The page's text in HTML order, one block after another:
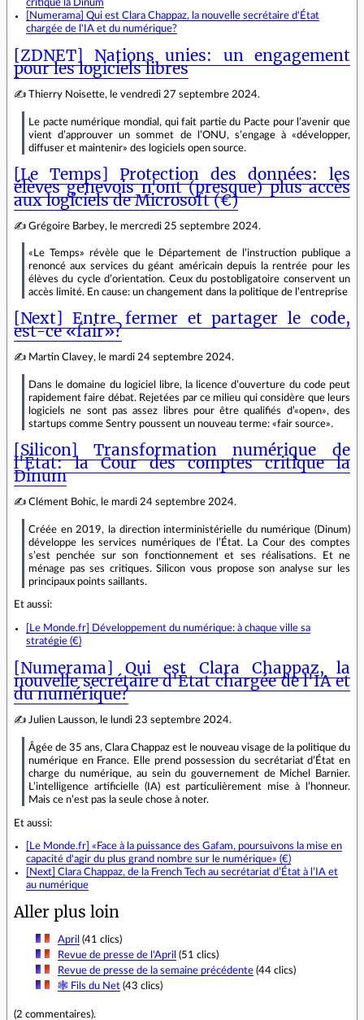
critique la Dinum
[Numerama] Qui est Clara Chappaz, la nouvelle secrétaire d'État
chargée de l'IA et du numérique?
[ZDNET] Nations unies: un engagement
pour les logiciels libres
✍ Thierry Noisette, le vendredi 27 septembre 2024.
Le pacte numérique mondial, qui fait partie du Pacte pour l’avenir que
vient d’approuver un sommet de l’ONU, s’engage à «développer,
diffuser et maintenir» des logiciels open source.
[Le Temps] Protection des données: les
élèves genevois n'ont (presque) plus accès
aux logiciels de Microsoft (€)
✍ Grégoire Barbey, le mercredi 25 septembre 2024.
«Le Temps» révèle que le Département de l’instruction publique a
renoncé aux services du géant américain depuis la rentrée pour les
élèves du cycle d’orientation. Ceux du postobligatoire conservent un
accès limité. En cause: un changement dans la politique de l’entreprise
[Next] Entre fermer et partager le code,
est-ce «fair»?
✍ Martin Clavey, le mardi 24 septembre 2024.
Dans le domaine du logiciel libre, la licence d’ouverture du code peut
rapidement faire débat. Rejetées par ce milieu qui considère que leurs
logiciels ne sont pas assez libres pour être qualifiés d’«open», des
startups comme Sentry poussent un nouveau terme: «fair source».
[Silicon] Transformation numérique de
l'État: la Cour des comptes critique la
Dinum
✍ Clément Bohic, le mardi 24 septembre 2024.
Créée en 2019, la direction interministérielle du numérique (Dinum)
développe les services numériques de l’État. La Cour des comptes
s’est penchée sur son fonctionnement et ses réalisations. Et ne
ménage pas ses critiques. Silicon vous propose son analyse sur les
principaux points saillants.
Et aussi:
[Le Monde.fr] Développement du numérique: à chaque ville sa
stratégie (€)
[Numerama] Qui est Clara Chappaz, la
nouvelle secrétaire d'État chargée de l'IA et
du numérique?
✍ Julien Lausson, le lundi 23 septembre 2024.
Âgée de 35 ans, Clara Chappaz est le nouveau visage de la politique du
numérique en France. Elle prend possession du secrétariat d’État en
charge du numérique, au sein du gouvernement de Michel Barnier.
L’intelligence artificielle (IA) est particulièrement mise à l’honneur.
Mais ce n’est pas la seule chose à noter.
Et aussi:
[Le Monde.fr] «Face à la puissance des Gafam, poursuivons la mise en
capacité d'agir du plus grand nombre sur le numérique» (€)
[Next] Clara Chappaz, de la French Tech au secrétariat d’État à l’IA et
au numérique
Aller plus loin
April (41 clics)
Revue de presse de l'April (51 clics)
Revue de presse de la semaine précédente(44 clics)
🕸 Fils du Net(43 clics)
(2 commentaires).